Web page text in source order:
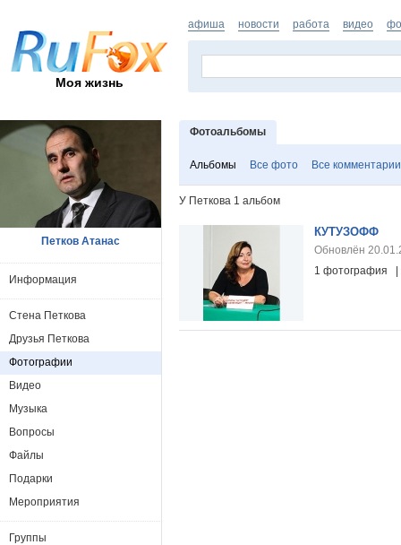
Моя жизнь
афиша новости работа видео
Фотоальбомы
Альбомы Все фото Все комментарии
У Петкова 1 альбом
КУТУЗОФФ
Обновлён
1 фотография |
Петков Атанас
Информация
Стена Петкова
Друзья Петкова
Фотографии
Видео
Музыка
Вопросы
Файлы
Подарки
Мероприятия
Группы